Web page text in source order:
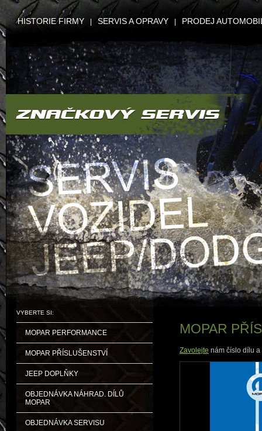
HISTORIE FIRMY SERVIS A OPRAVY PRODEJ
VYBERTE SI:
MOPAR PERFORMANCE
MOPAR PŘÍSLUŠENSTVÍ
JEEP DOPLŇKY
OBJEDNÁVKA NÁHRAD. DÍLŮ
MOPAR
OBJEDNÁVKA SERVISU
MOPAR
Zavolejte nám číslo dílu a